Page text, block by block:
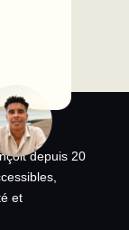
depuis 20
et